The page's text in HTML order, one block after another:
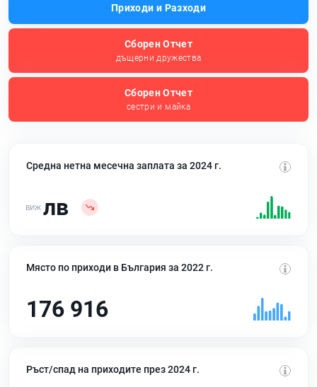
Приходи и Разходи
Сборен Отчет
дъщерни дружества
Сборен Отчет
сестри и майка
Средна нетна месечна заплата за 2024 г.
лв
Място по приходи в България за 2022 г.
176 916
Ръст/спад на приходите през 2024 г.